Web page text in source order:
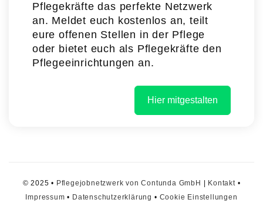
Pflegekräfte das perfekte Netzwerk
an. Meldet euch kostenlos an, teilt
eure offenen Stellen in der Pflege
oder bietet euch als Pflegekräfte den
Pflegeeinrichtungen an.
Hier mitgestalten
© 2025 • Pflegejobnetzwerk von Contunda GmbH Kontakt•
Impressum • Datenschutzerklärung • Cookie Einstellungen